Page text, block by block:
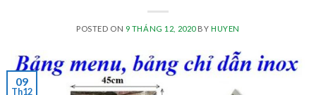
POSTED ON 9 THÁNG 12, 2020BY HUYEN
09
Th12